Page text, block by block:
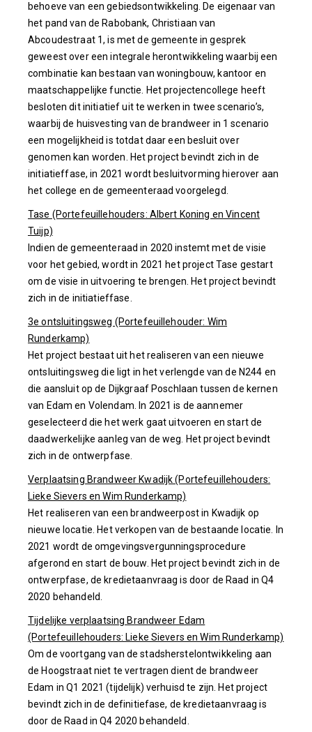
behoeve van een gebiedsontwikkeling. De eigenaar van
het pand van de Rabobank, Christiaan van
Abcoudestraat 1, is met de gemeente in gesprek
geweest over een integrale herontwikkeling waarbij een
combinatie kan bestaan van woningbouw, kantoor en
maatschappelijke functie. Het projectencollege heeft
besloten dit initiatief uit te werken in twee scenario’s,
waarbij de huisvesting van de brandweer in 1 scenario
een mogelijkheid is totdat daar een besluit over
genomen kan worden. Het project bevindt zich in de
initiatieffase, in 2021 wordt besluitvorming hierover aan
het college en de gemeenteraad voorgelegd.
Tase (Portefeuillehouders: Albert Koning en Vincent
Tuijp)
Indien de gemeenteraad in 2020 instemt met de visie
voor het gebied, wordt in 2021 het project Tase gestart
om de visie in uitvoering te brengen. Het project bevindt
zich in de initiatieffase.
3e ontsluitingsweg (Portefeuillehouder: Wim
Runderkamp)
Het project bestaat uit het realiseren van een nieuwe
ontsluitingsweg die ligt in het verlengde van de N244 en
die aansluit op de Dijkgraaf Poschlaan tussen de kernen
van Edam en Volendam. In 2021 is de aannemer
geselecteerd die het werk gaat uitvoeren en start de
daadwerkelijke aanleg van de weg. Het project bevindt
zich in de ontwerpfase.
Verplaatsing Brandweer Kwadijk (Portefeuillehouders:
Lieke Sievers en Wim Runderkamp)
Het realiseren van een brandweerpost in Kwadijk op
nieuwe locatie. Het verkopen van de bestaande locatie. In
2021 wordt de omgevingsvergunningsprocedure
afgerond en start de bouw. Het project bevindt zich in de
ontwerpfase, de kredietaanvraag is door de Raad in Q4
2020 behandeld.
Tijdelijke verplaatsing Brandweer Edam
(Portefeuillehouders: Lieke Sievers en Wim Runderkamp)
Om de voortgang van de stadsherstelontwikkeling aan
de Hoogstraat niet te vertragen dient de brandweer
Edam in Q1 2021 (tijdelijk) verhuisd te zijn. Het project
bevindt zich in de definitiefase, de kredietaanvraag is
door de Raad in Q4 2020 behandeld.